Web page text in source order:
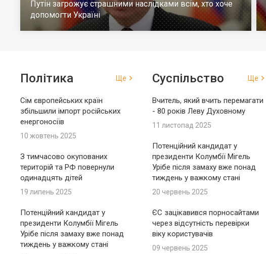
Путін загрожує страшними наслідками всім, хто хоче
допомогти Україні
Політика Ще
Сім європейських країн
збільшили імпорт російських
енергоносіїв
10 жовтень 2025
З тимчасово окупованих
територій та РФ повернули
одинадцять дітей
19 липень 2025
Потенційний кандидат у
президенти Колумбії Мігель
Урібе після замаху вже понад
тиждень у важкому стані
Суспільство Ще
Вчитель, який вчить перемагати
- 80 років Леву Духовному
11 листопад 2025
Потенційний кандидат у
президенти Колумбії Мігель
Урібе після замаху вже понад
тиждень у важкому стані
20 червень 2025
ЄС зацікавився порносайтами
через відсутність перевірки
віку користувачів
09 червень 2025